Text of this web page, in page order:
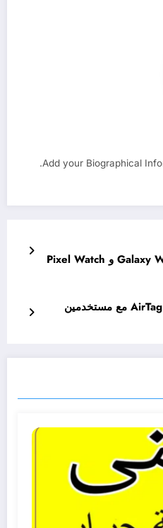
Add your Biographical
كيف يمكنك مشاركة جهاز AirTag مع مستخدمين